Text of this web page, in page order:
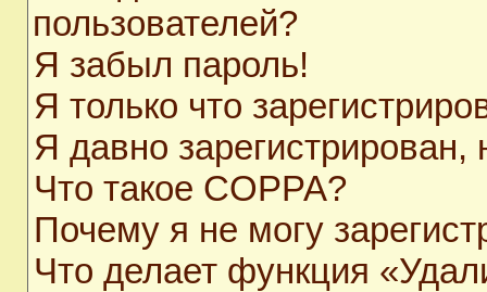
пользователей?
Я забыл пароль!
Я только что
Я давно
Что такое COPPA?
Почему я не могу
Что делает функция